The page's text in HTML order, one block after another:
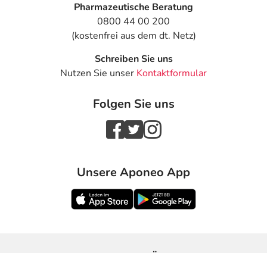
Pharmazeutische Beratung
0800 44 00 200
(kostenfrei aus dem dt. Netz)
Schreiben Sie uns
Nutzen Sie unser Kontaktformular
Folgen Sie uns
Unsere Aponeo App